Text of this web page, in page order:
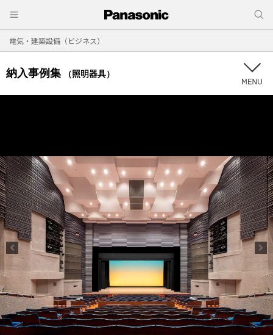
電気・建築設備（ビジネス）
納入事例集 （照明器具）